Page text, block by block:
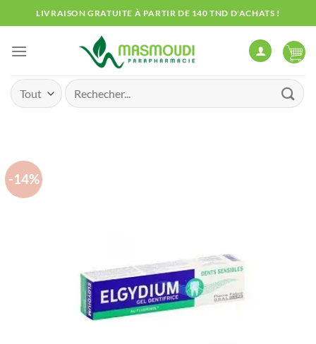
au
contenu
LIVRAISON GRATUITE À PARTIR DE 140 TND D'ACHATS !
Recherche
pour :
-14%